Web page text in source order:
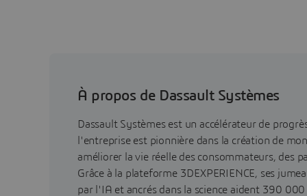
À propos de Dassault Systèmes
Dassault Systèmes est un accélérateur de
l'entreprise est pionnière dans la création de
améliorer la vie réelle des consommateurs, des
Grâce à la plateforme 3DEXPERIENCE, ses
par l'IA et ancrés dans la science aident 390